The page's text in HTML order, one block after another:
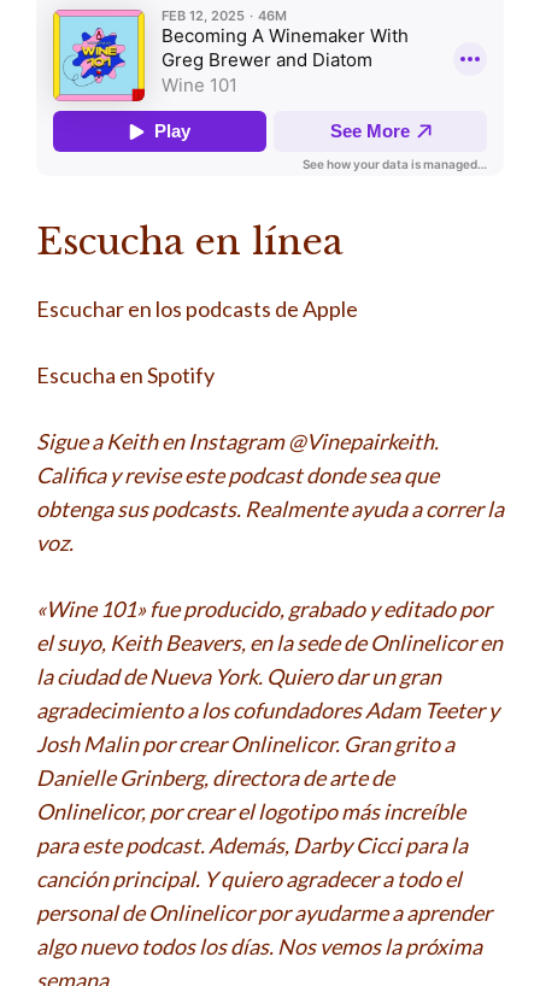
Escucha en línea
Escuchar en los podcasts de Apple
Escucha en Spotify
Sigue a Keith en Instagram @Vinepairkeith.
Califica y revise este podcast donde sea que
obtenga sus podcasts. Realmente ayuda a correr la
voz.
«Wine 101» fue producido, grabado y editado por
el suyo, Keith Beavers, en la sede de Onlinelicor en
la ciudad de Nueva York. Quiero dar un gran
agradecimiento a los cofundadores Adam Teeter y
Josh Malin por crear Onlinelicor. Gran grito a
Danielle Grinberg, directora de arte de
Onlinelicor, por crear el logotipo más increíble
para este podcast. Además, Darby Cicci para la
canción principal. Y quiero agradecer a todo el
personal de Onlinelicor por ayudarme a aprender
algo nuevo todos los días. Nos vemos la próxima
semana.